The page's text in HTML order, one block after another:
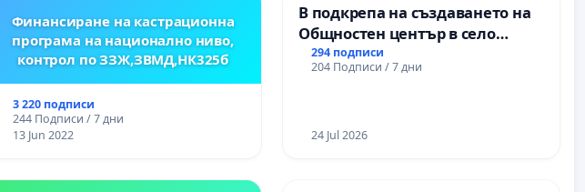
Финансиране на кастрационна
програма на национално ниво,
контрол по ЗЗЖ,ЗВМД,НК325б
3 220 подписи
244 Подписи / 7 дни
13 Jun 2022
В подкрепа на създаването на
Общностен център в село
Църква
294 подписи
204 Подписи / 7 дни
24 Jul 2026